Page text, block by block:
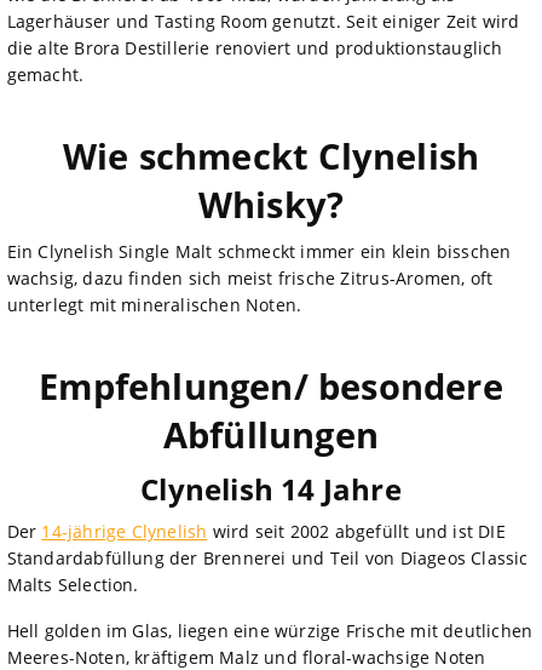
Lagerhäuser und Tasting Room genutzt. Seit einiger Zeit wird
die alte Brora Destillerie renoviert und produktionstauglich
gemacht.
Wie schmeckt Clynelish
Whisky?
Ein Clynelish Single Malt schmeckt immer ein klein bisschen
wachsig, dazu finden sich meist frische Zitrus-Aromen, oft
unterlegt mit mineralischen Noten.
Empfehlungen/ besondere
Abfüllungen
Clynelish 14 Jahre
Der 14-jährige Clynelish wird seit 2002 abgefüllt und ist DIE
Standardabfüllung der Brennerei und Teil von Diageos Classic
Malts Selection.
Hell golden im Glas, liegen eine würzige Frische mit deutlichen
Meeres-Noten, kräftigem Malz und floral-wachsige Noten